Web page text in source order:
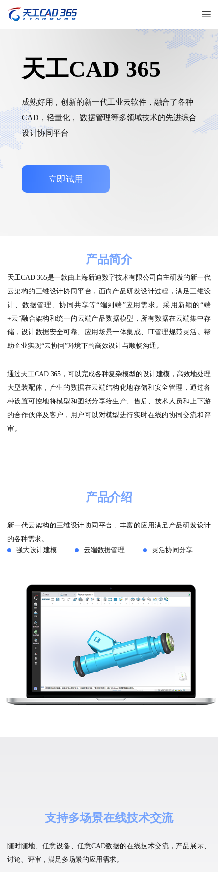
天工CAD 365
成熟好用，创新的新一代工业云软件，融合了各种
CAD，轻量化， 数据管理等多领域技术的先进综合
设计协同平台
立即试用
产品简介
天工CAD 365是一款由上海新迪数字技术有限公司自主研发的新一代
云架构的三维设计协同平台，面向产品研发设计过程，满足三维设
计、数据管理、协同共享等“端到端”应用需求。采用新颖的“端
+云”融合架构和统一的云端产品数据模型，所有数据在云端集中存
储，设计数据安全可靠、应用场景一体集成、IT管理规范灵活。帮
助企业实现“云协同”环境下的高效设计与顺畅沟通。
通过天工CAD 365，可以完成各种复杂模型的设计建模，高效地处理
大型装配体，产生的数据在云端结构化地存储和安全管理，通过各
种设置可控地将模型和图纸分享给生产、售后、技术人员和上下游
的合作伙伴及客户，用户可以对模型进行实时在线的协同交流和评
审。
产品介绍
新一代云架构的三维设计协同平台，丰富的应用满足产品研发设计
的各种需求。
强大设计建模
云端数据管理 灵活协同分享
支持多场景在线技术交流
随时随地、任意设备、任意CAD数据的在线技术交流，产品展示、
讨论、评审，满足多场景的应用需求。